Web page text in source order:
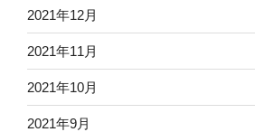
2021年12月
2021年11月
2021年10月
2021年9月